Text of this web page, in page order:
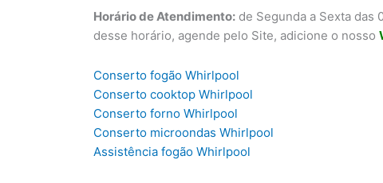
Horário de Atendimento: de Segunda a Sexta das
desse horário, agende pelo Site, adicione o nosso
Conserto fogão Whirlpool
Conserto cooktop Whirlpool
Conserto forno Whirlpool
Conserto microondas Whirlpool
Assistência fogão Whirlpool